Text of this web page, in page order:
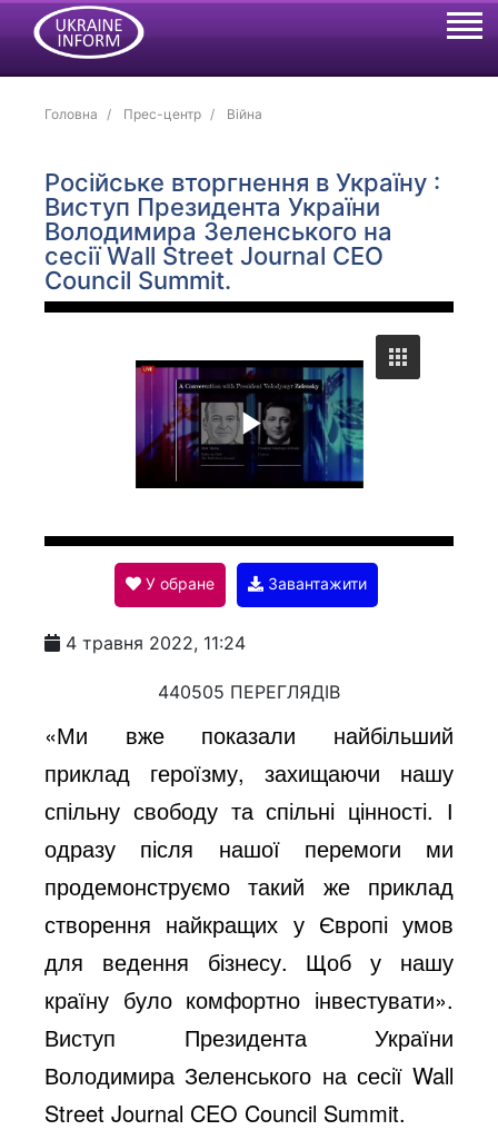
Головна Прес-центр Війна
Російське вторгнення в Україну :
Виступ Президента України
Володимира Зеленського на
сесії Wall Street Journal CEO
Council Summit.
P
l
a
y
V
i
d
e
o
У обране Завантажити
4 травня 2022, 11:24
440505 ПЕРЕГЛЯДІВ
«Ми вже показали найбільший
приклад героїзму, захищаючи нашу
спільну свободу та спільні цінності. І
одразу після нашої перемоги ми
продемонструємо такий же приклад
створення найкращих у Європі умов
для ведення бізнесу. Щоб у нашу
країну було комфортно інвестувати».
Виступ Президента України
Володимира Зеленського на сесії Wall
Street Journal CEO Council Summit.